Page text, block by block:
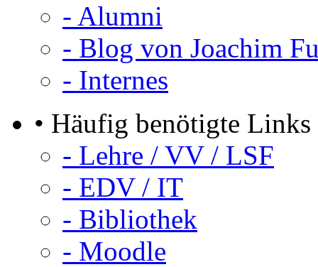
- Alumni
- Blog von Joachim
- Internes
• Häufig benötigte Links
- Lehre / VV / LSF
- EDV / IT
- Bibliothek
- Moodle